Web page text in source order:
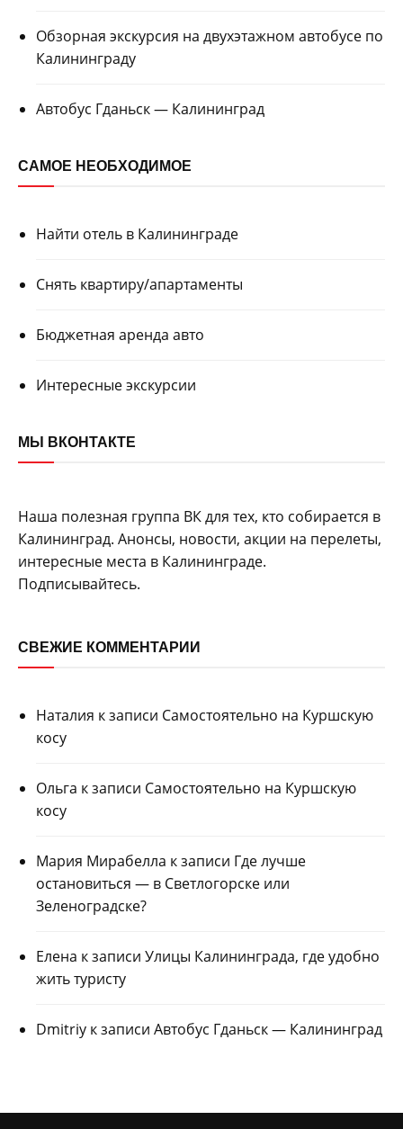
Обзорная экскурсия на двухэтажном автобусе по
Калининграду
Автобус Гданьск — Калининград
САМОЕ НЕОБХОДИМОЕ
Найти отель в Калининграде
Снять квартиру/апартаменты
Бюджетная аренда авто
Интересные экскурсии
МЫ ВКОНТАКТЕ
Наша полезная группа ВК для тех, кто собирается в
Калининград. Анонсы, новости, акции на перелеты,
интересные места в Калининграде.
Подписывайтесь.
СВЕЖИЕ КОММЕНТАРИИ
Наталия к записи Самостоятельно на Куршскую
косу
Ольга к записи Самостоятельно на Куршскую
косу
Мария Мирабелла к записи Где лучше
остановиться — в Светлогорске или
Зеленоградске?
Елена к записи Улицы Калининграда, где удобно
жить туристу
Dmitriy к записи Автобус Гданьск — Калининград